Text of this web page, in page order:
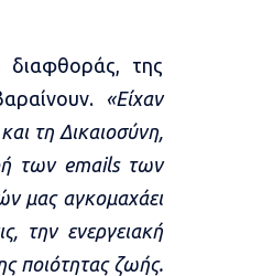
διαφθοράς, της
«Είχαν
τη Δικαιοσύνη,
των emails των
μας αγκομαχάει
την ενεργειακή
ποιότητας ζωής.